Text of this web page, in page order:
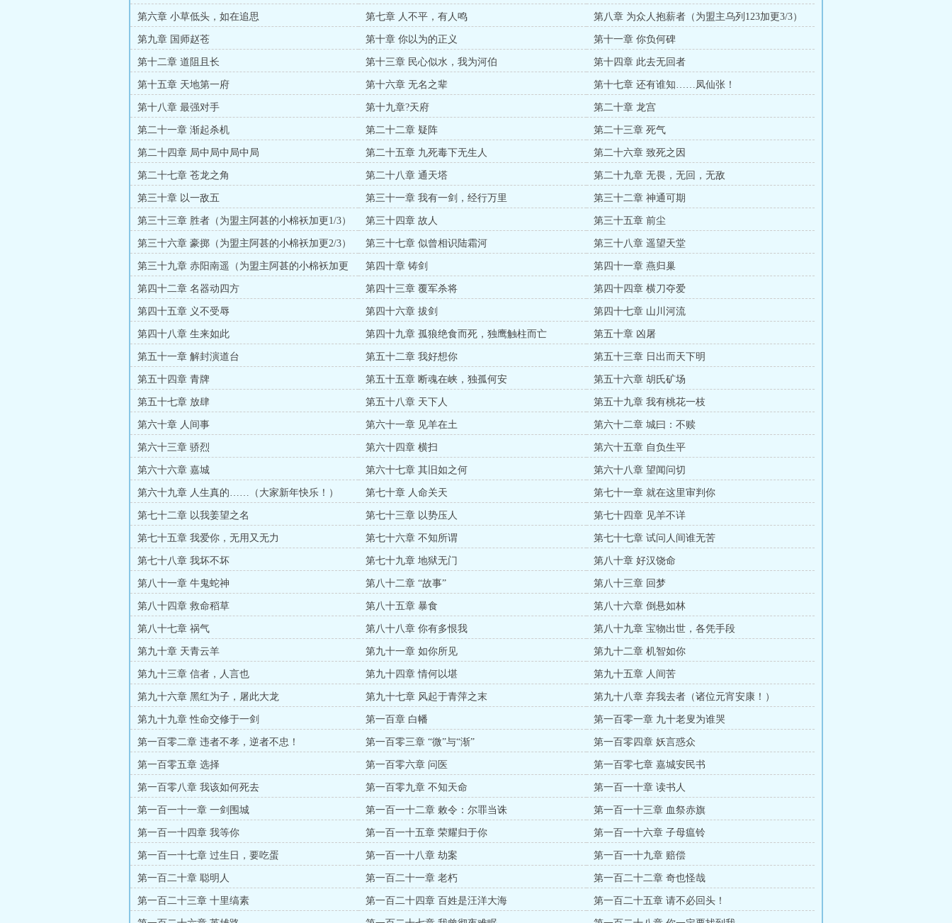
第六章 小草低头，如在追思 第七章 人不平，有人鸣 第八章 为众人抱薪者（为盟主乌列123加更3/3）
第九章 国师赵苍 第十章 你以为的正义 第十一章 你负何碑
第十二章 道阻且长 第十三章 民心似水，我为河伯 第十四章 此去无回者
第十五章 天地第一府 第十六章 无名之辈 第十七章 还有谁知……凤仙张！
第十八章 最强对手 第十九章?天府 第二十章 龙宫
第二十一章 渐起杀机 第二十二章 疑阵 第二十三章 死气
第二十四章 局中局中局中局 第二十五章 九死毒下无生人 第二十六章 致死之因
第二十七章 苍龙之角 第二十八章 通天塔 第二十九章 无畏，无回，无敌
第三十章 以一敌五 第三十一章 我有一剑，经行万里 第三十二章 神通可期
第三十三章 胜者（为盟主阿甚的小棉袄加更1/3） 第三十四章 故人 第三十五章 前尘
第三十六章 豪掷（为盟主阿甚的小棉袄加更2/3） 第三十七章 似曾相识陆霜河 第三十八章 遥望天堂
第三十九章 赤阳南遥（为盟主阿甚的小棉袄加更
3/3）
第四十章 铸剑 第四十一章 燕归巢
第四十二章 名器动四方 第四十三章 覆军杀将 第四十四章 横刀夺爱
第四十五章 义不受辱 第四十六章 拔剑 第四十七章 山川河流
第四十八章 生来如此 第四十九章 孤狼绝食而死，独鹰触柱而亡 第五十章 凶屠
第五十一章 解封演道台 第五十二章 我好想你 第五十三章 日出而天下明
第五十四章 青牌 第五十五章 断魂在峡，独孤何安 第五十六章 胡氏矿场
第五十七章 放肆 第五十八章 天下人 第五十九章 我有桃花一枝
第六十章 人间事 第六十一章 见羊在土 第六十二章 城曰：不赎
第六十三章 骄烈 第六十四章 横扫 第六十五章 自负生平
第六十六章 嘉城 第六十七章 其旧如之何 第六十八章 望闻问切
第六十九章 人生真的……（大家新年快乐！） 第七十章 人命关天 第七十一章 就在这里审判你
第七十二章 以我姜望之名 第七十三章 以势压人 第七十四章 见羊不详
第七十五章 我爱你，无用又无力 第七十六章 不知所谓 第七十七章 试问人间谁无苦
第七十八章 我坏不坏 第七十九章 地狱无门 第八十章 好汉饶命
第八十一章 牛鬼蛇神 第八十二章 “故事” 第八十三章 回梦
第八十四章 救命稻草 第八十五章 暴食 第八十六章 倒悬如林
第八十七章 祸气 第八十八章 你有多恨我 第八十九章 宝物出世，各凭手段
第九十章 天青云羊 第九十一章 如你所见 第九十二章 机智如你
第九十三章 信者，人言也 第九十四章 情何以堪 第九十五章 人间苦
第九十六章 黑红为子，屠此大龙 第九十七章 风起于青萍之末 第九十八章 弃我去者（诸位元宵安康！）
第九十九章 性命交修于一剑 第一百章 白幡 第一百零一章 九十老叟为谁哭
第一百零二章 违者不孝，逆者不忠！ 第一百零三章 “微”与“渐” 第一百零四章 妖言惑众
第一百零五章 选择 第一百零六章 问医 第一百零七章 嘉城安民书
第一百零八章 我该如何死去 第一百零九章 不知天命 第一百一十章 读书人
第一百一十一章 一剑围城 第一百一十二章 敕令：尔罪当诛 第一百一十三章 血祭赤旗
第一百一十四章 我等你 第一百一十五章 荣耀归于你 第一百一十六章 子母瘟铃
第一百一十七章 过生日，要吃蛋 第一百一十八章 劫案 第一百一十九章 赔偿
第一百二十章 聪明人 第一百二十一章 老朽 第一百二十二章 奇也怪哉
第一百二十三章 十里缟素 第一百二十四章 百姓是汪洋大海 第一百二十五章 请不必回头！